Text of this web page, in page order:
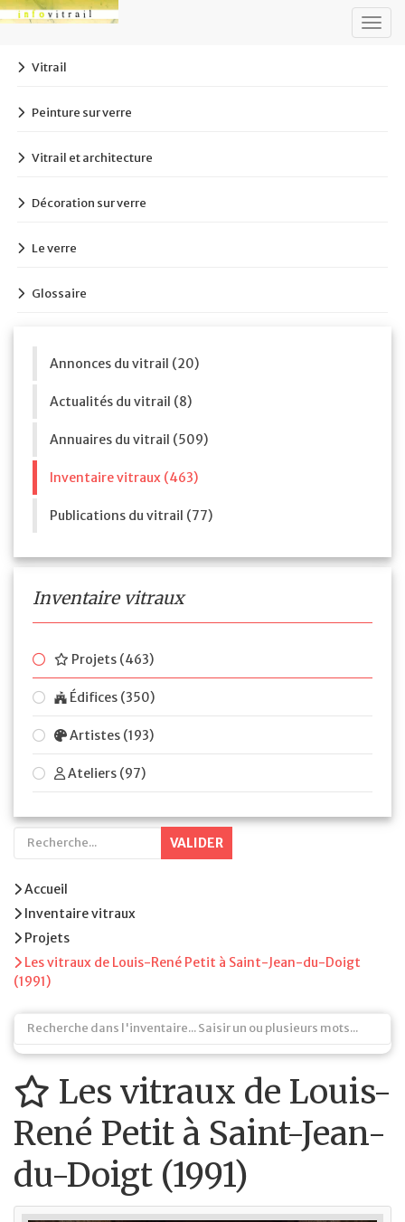
Vitrail
Peinture sur verre
Vitrail et architecture
Décoration sur verre
Le verre
Glossaire
Annonces du vitrail (20)
Actualités du vitrail (8)
Annuaires du vitrail (509)
Inventaire vitraux (463)
Publications du vitrail (77)
Inventaire vitraux
Projets (463)
Édifices (350)
Artistes (193)
Ateliers (97)
VALIDER
Accueil
Inventaire vitraux
Projets
Les vitraux de Louis-René Petit à Saint-Jean-du-Doigt
(1991)
Les vitraux de Louis-
René Petit à Saint-Jean-
du-Doigt (1991)